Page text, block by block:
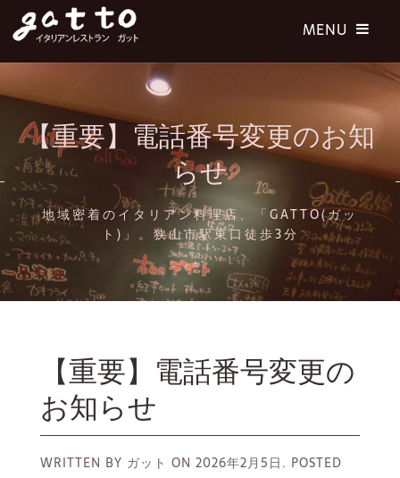
【重要】電話番号変更のお知
らせ
地域密着のイタリアン料理店、「GATTO(ガッ
ト)」。狭山市駅東口徒歩3分
【重要】電話番号変更の
お知らせ
WRITTEN BY ガット ON 2026年2月5日. POSTED